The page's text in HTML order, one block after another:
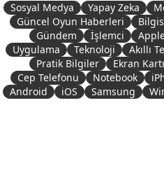
Sosyal Medya Yapay Zeka
Güncel Oyun Haberleri
Gündem
İşlemci
Uygulama
Teknoloji
Akıllı
Pratik Bilgiler
Ekran Kartı
Cep Telefonu
Notebook
Android
iOS Samsung